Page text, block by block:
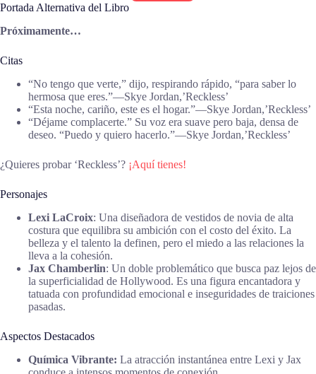
Portada Alternativa del Libro
Próximamente…
Citas
“No tengo que verte,” dijo, respirando rápido, “para saber lo
hermosa que eres.”―Skye Jordan,’Reckless’
“Esta noche, cariño, este es el hogar.”―Skye Jordan,’Reckless’
“Déjame complacerte.” Su voz era suave pero baja, densa de
deseo. “Puedo y quiero hacerlo.”―Skye Jordan,’Reckless’
¿Quieres probar ‘Reckless’? ¡Aquí tienes!
Personajes
Lexi LaCroix: Una diseñadora de vestidos de novia de alta
costura que equilibra su ambición con el costo del éxito. La
belleza y el talento la definen, pero el miedo a las relaciones la
lleva a la cohesión.
Jax Chamberlin: Un doble problemático que busca paz lejos de
la superficialidad de Hollywood. Es una figura encantadora y
tatuada con profundidad emocional e inseguridades de traiciones
pasadas.
Aspectos Destacados
Química Vibrante: La atracción instantánea entre Lexi y Jax